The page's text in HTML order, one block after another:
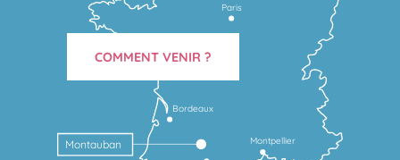
Montpellier
Bordeaux
Montauban
Paris
COMMENT VENIR ?